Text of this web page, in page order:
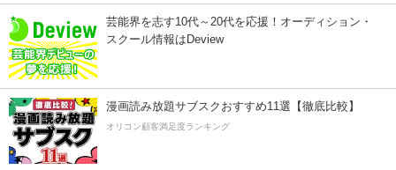
芸能界を志す10代～20代を応援！オーディション・
スクール情報はDeview
漫画読み放題サブスクおすすめ11選【徹底比較】
オリコン顧客満足度ランキング